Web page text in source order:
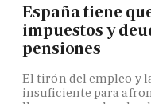
España tiene
impuestos y
pensiones
El tirón del empleo y
insuficiente para